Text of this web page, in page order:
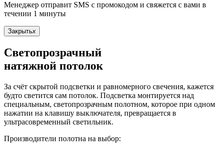
Менеджер отправит SMS с промокодом и свяжется с вами в
течении 1 минуты
Закрытьx
Светопрозрачный
натяжной потолок
За счёт скрытой подсветки и равномерного свечения, кажется
будто светится сам потолок. Подсветка монтируется над
специальным, светопрозрачным полотном, которое при одном
нажатии на клавишу выключателя, превращается в
ультрасовременный светильник.
Производители полотна на выбор: